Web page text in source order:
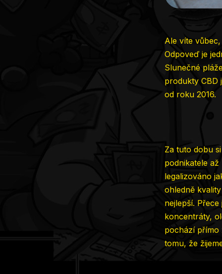
Ale víte
Odpoveď je
Slunečné
produkty CBD
od roku 2016.
Za tuto dobu
podnikatele
legalizováno
ohledně
nejlepší.
koncentráty,
pochází přímo
tomu, že